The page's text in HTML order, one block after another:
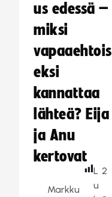
us edessä –
miksi
vapaaehtois
eksi
kannattaa
lähteä? Eija
ja Anu
kertovat
Markku
L
u
2